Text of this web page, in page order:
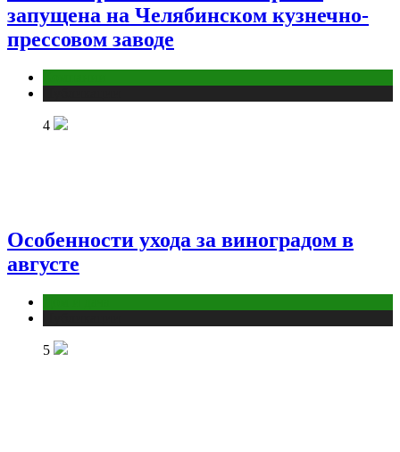
запущена на Челябинском кузнечно-
прессовом заводе
4
Особенности ухода за виноградом в
августе
5